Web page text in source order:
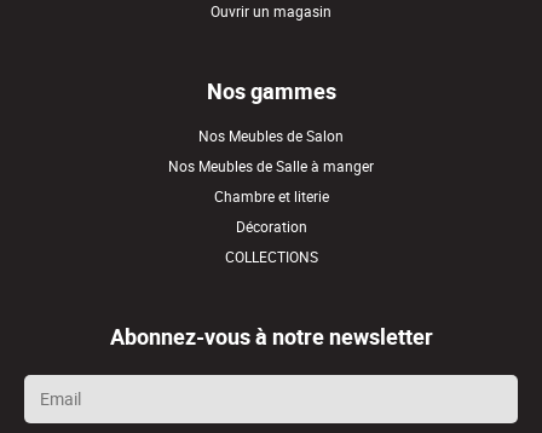
Ouvrir un magasin
Nos gammes
Nos Meubles de Salon
Nos Meubles de Salle à manger
Chambre et literie
Décoration
COLLECTIONS
Abonnez-vous à notre newsletter
Email